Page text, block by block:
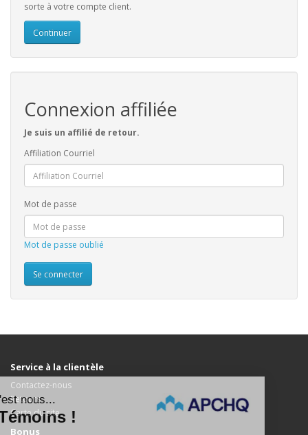
sorte à votre compte client.
Continuer
Connexion affiliée
Je suis un affilié de retour.
Affiliation Courriel
Mot de passe
Mot de passe oublié
Service à la clientèle
Contactez-nous
Retours
Carte du site
Bonus